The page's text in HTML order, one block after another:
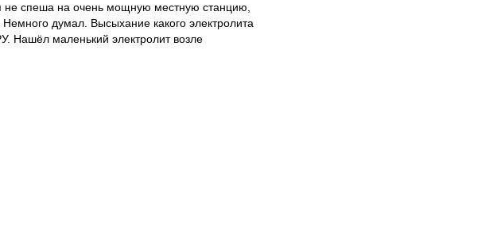
спеша на очень мощную местную станцию,
думал. Высыхание какого электролита
Нашёл маленький электролит возле